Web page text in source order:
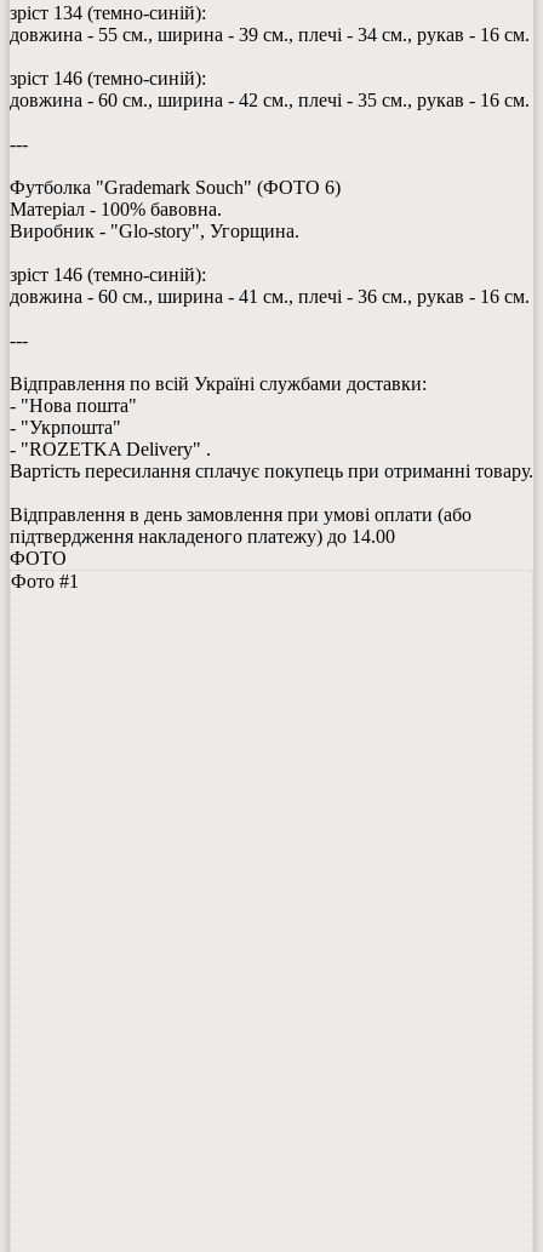
зріст 134 (темно-синій):
довжина - 55 см., ширина - 39 см., плечі - 34 см., рукав - 16 см.
зріст 146 (темно-синій):
довжина - 60 см., ширина - 42 см., плечі - 35 см., рукав - 16 см.
---
Футболка "Grademark Souch" (ФОТО 6)
Матеріал - 100% бавовна.
Виробник - "Glo-story", Угорщина.
зріст 146 (темно-синій):
довжина - 60 см., ширина - 41 см., плечі - 36 см., рукав - 16 см.
---
Відправлення по всій Україні службами доставки:
- "Нова пошта"
- "Укрпошта"
- "ROZETKA Delivery" .
Вартість пересилання сплачує покупець при отриманні товару.
Відправлення в день замовлення при умові оплати (або
підтвердження накладеного платежу) до 14.00
ФОТО
Фото #1